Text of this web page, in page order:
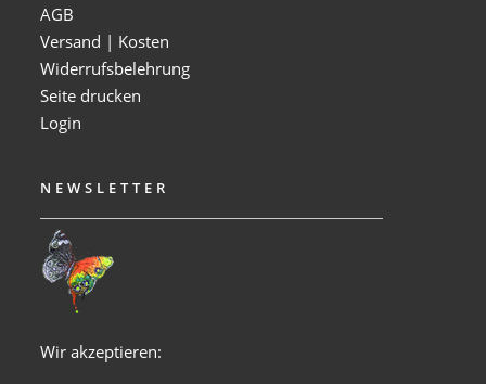
AGB
Versand | Kosten
Widerrufsbelehrung
Seite drucken
Login
NEWSLETTER
Wir akzeptieren: